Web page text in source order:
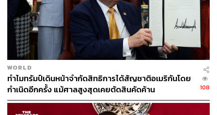
“ในอนาคตทองคำจะยังเป็น Reserve Asset ที่สำคัญ เพราะ
เป็นโลหะที่เก็บได้ จับต้องได้ ขณะที่Bitcoin น่าจะเข้าไป
แทนที่ตลาดเงินมากกว่า เหมือนที่จุดหนึ่งในอดีตทองคำเคย
เป็นสกุลเงินหลักของโลกก่อนจะพ่ายแพ้ต่อเงิน Fiat ซึ่งผม
มองว่าในอนาคตBitcoinจะมาแย่งตำแหน่งนี้แทนเงิน Fiat
หากมองย้อนกลับไป 10 ปี จะเห็นว่า
รู้จัก แต่ตอนนี้Bitcoin เข้ามาอยู่ในโลกของ Geopolitics และ
Macro Economics แล้ว และบทบาทของมันจะเพิ่มขึ้นเรื่อยๆ”
พิริยะกล่าว
WORLD
ทำไมทรัมป์เดินหน้าจำกัดสิทธิการได้สัญชาติอเมริกันโดย
กำเนิดอีกครั้ง แม้ศาลสูงสุดเคยตัดสินคัดค้าน
108